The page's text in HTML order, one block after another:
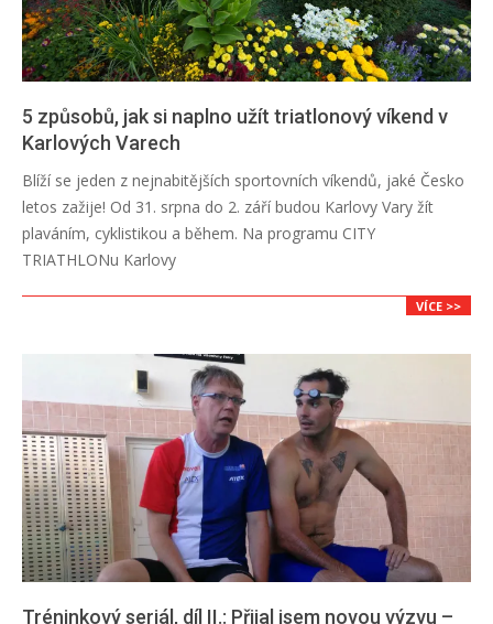
5 způsobů, jak si naplno užít triatlonový víkend v
Karlových Varech
Blíží se jeden z nejnabitějších sportovních víkendů, jaké Česko
letos zažije! Od 31. srpna do 2. září budou Karlovy Vary žít
plaváním, cyklistikou a během. Na programu CITY
TRIATHLONu Karlovy
VÍCE >>
Tréninkový seriál, díl II.: Přijal jsem novou výzvu –